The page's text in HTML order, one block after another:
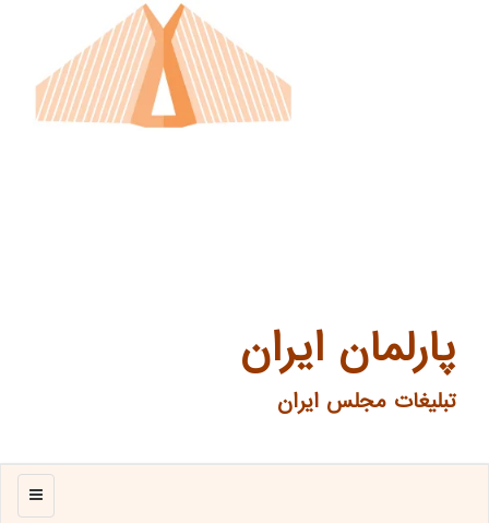
پارلمان ایران
تبلیغات مجلس ایران
منو